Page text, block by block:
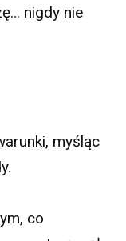
nigdy nie
myśląc
co